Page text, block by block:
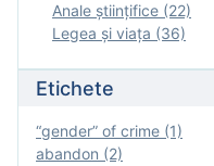
Anale ştiinţifice (22)
Legea şi viaţa (36)
Etichete
“gender” of crime (1)
abandon (2)